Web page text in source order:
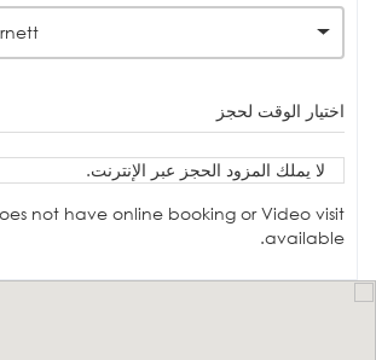
اختيار الوقت لحجز
لا يملك المزود الحجز عبر الإنترنت.
not have online booking or Video visit
available.